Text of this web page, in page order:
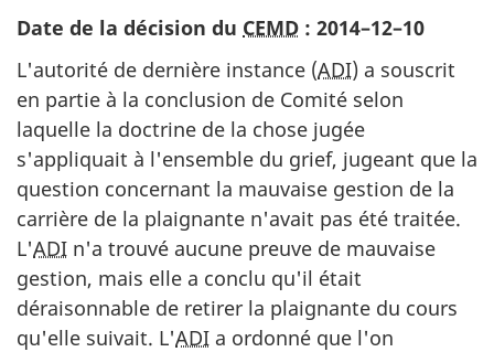
Date de la décision du CEMD : 2014–12–10
L'autorité de dernière instance (ADI) a souscrit
en partie à la conclusion de Comité selon
laquelle la doctrine de la chose jugée
s'appliquait à l'ensemble du grief, jugeant que la
question concernant la mauvaise gestion de la
carrière de la plaignante n'avait pas été traitée.
L'ADI n'a trouvé aucune preuve de mauvaise
gestion, mais elle a conclu qu'il était
déraisonnable de retirer la plaignante du cours
qu'elle suivait. L'ADI a ordonné que l'on